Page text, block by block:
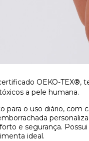
OEKO-TEX®,
a pele humana.
para o uso diário, com
e segurança.
ideal.